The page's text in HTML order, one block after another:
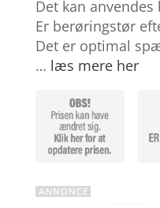
Det kan
Er berøringstør
Det er optimal
… læs mere her